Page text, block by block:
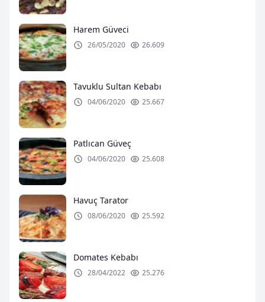
Harem Güveci
26/05/2020 26.609
Tavuklu Sultan Kebabı
04/06/2020 25.667
Patlıcan Güveç
04/06/2020 25.608
Havuç Tarator
08/06/2020 25.592
Domates Kebabı
28/04/2022 25.276